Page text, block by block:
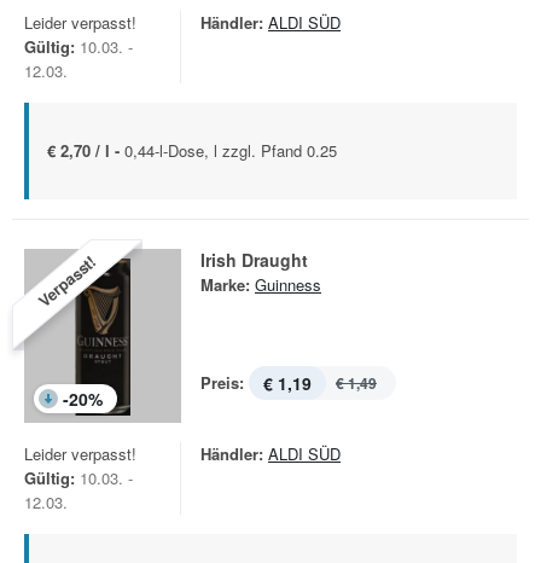
Leider verpasst!
Gültig: 10.03. -
12.03.
Händler: ALDI SÜD
€ 2,70 / l - 0,44-l-Dose, l zzgl. Pfand 0.25
Verpasst!
-20%
Irish Draught
Marke: Guinness
Preis: € 1,19 € 1,49
Leider verpasst!
Gültig: 10.03. -
12.03.
Händler: ALDI SÜD